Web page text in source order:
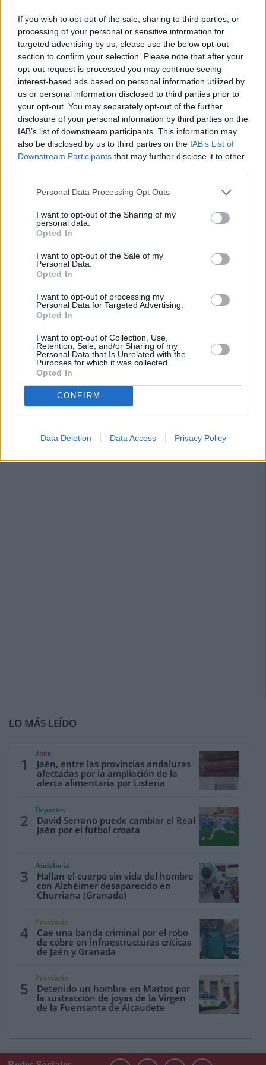
If you wish to opt-out of the sale, sharing to third parties, or
processing of your personal or sensitive information for
targeted advertising by us, please use the below opt-out
section to confirm your selection. Please note that after your
opt-out request is processed you may continue seeing
interest-based ads based on personal information utilized by
us or personal information disclosed to third parties prior to
your opt-out. You may separately opt-out of the further
disclosure of your personal information by third parties on the
IAB’s list of downstream participants. This information may
also be disclosed by us to third parties on the IAB’s List of
Downstream Participants that may further disclose it to other
Personal Data Processing Opt Outs
I want to opt-out of the Sharing of my
personal data.
Opted In
I want to opt-out of the Sale of my
Personal Data.
Opted In
I want to opt-out of processing my
Personal Data for Targeted Advertising.
Opted In
I want to opt-out of Collection, Use,
Retention, Sale, and/or Sharing of my
Personal Data that Is Unrelated with the
Purposes for which it was collected.
Opted In
CONFIRM
Data Deletion Data Access Privacy Policy
Isidro”. Ayer, precisamente, fue el último día que y
Arjonilla disfrutó de su feria.
LO MÁS LEÍDO
1
Jaén
Jaén, entre las provincias andaluzas
afectadas por la ampliación de la
alerta alimentaria por Listeria
2
Deportes
David Serrano puede cambiar el Real
Jaén por el fútbol croata
3
Andalucía
Hallan el cuerpo sin vida del hombre
con Alzhéimer desaparecido en
Churriana (Granada)
4
Provincia
Cae una banda criminal por el robo
de cobre en infraestructuras críticas
de Jaén y Granada
5
Provincia
Detenido un hombre en Martos por
la sustracción de joyas de la Virgen
de la Fuensanta de Alcaudete